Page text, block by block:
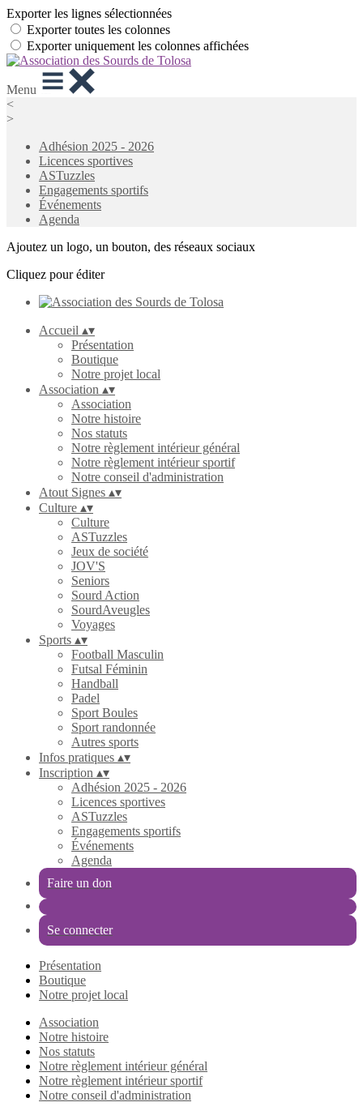
Exporter les lignes sélectionnées
Exporter toutes les colonnes
Exporter uniquement les colonnes affichées
Menu
<
>
Adhésion 2025 - 2026
Licences sportives
ASTuzzles
Engagements sportifs
Événements
Agenda
Ajoutez un logo, un bouton, des réseaux sociaux
Cliquez pour éditer
Accueil ▴▾
Présentation
Boutique
Notre projet local
Association ▴▾
Association
Notre histoire
Nos statuts
Notre règlement intérieur général
Notre règlement intérieur sportif
Notre conseil d'administration
Atout Signes ▴▾
Culture ▴▾
Culture
ASTuzzles
Jeux de société
JOV'S
Seniors
Sourd Action
SourdAveugles
Voyages
Sports ▴▾
Football Masculin
Futsal Féminin
Handball
Padel
Sport Boules
Sport randonnée
Autres sports
Infos pratiques ▴▾
Inscription ▴▾
Adhésion 2025 - 2026
Licences sportives
ASTuzzles
Engagements sportifs
Événements
Agenda
Faire un don
Se connecter
Présentation
Boutique
Notre projet local
Association
Notre histoire
Nos statuts
Notre règlement intérieur général
Notre règlement intérieur sportif
Notre conseil d'administration